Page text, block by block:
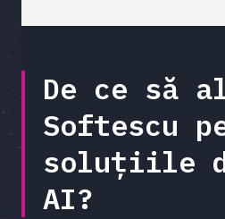
De ce să
Softescu
soluțiile
AI?